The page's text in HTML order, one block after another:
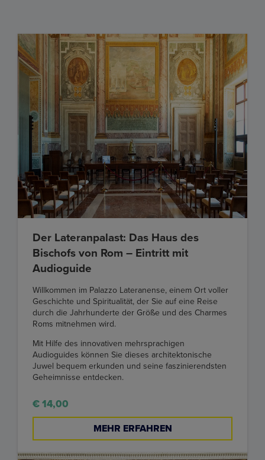
Der Lateranpalast: Das Haus des
Bischofs von Rom – Eintritt mit
Audioguide
Willkommen im Palazzo Lateranense, einem Ort voller
Geschichte und Spiritualität, der Sie auf eine Reise
durch die Jahrhunderte der Größe und des Charmes
Roms mitnehmen wird.
Mit Hilfe des innovativen mehrsprachigen
Audioguides können Sie dieses architektonische
Juwel bequem erkunden und seine faszinierendsten
Geheimnisse entdecken.
€ 14,00
MEHR ERFAHREN